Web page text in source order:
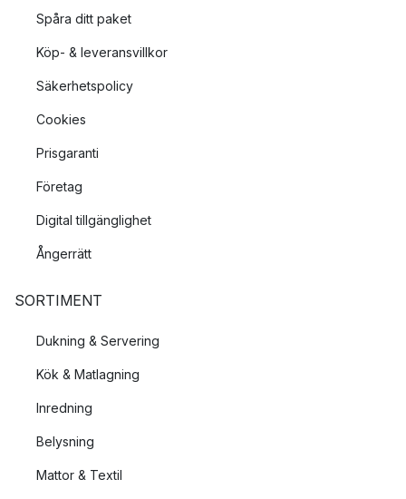
Spåra ditt paket
Köp- & leveransvillkor
Säkerhetspolicy
Cookies
Prisgaranti
Företag
Digital tillgänglighet
Ångerrätt
SORTIMENT
Dukning & Servering
Kök & Matlagning
Inredning
Belysning
Mattor & Textil